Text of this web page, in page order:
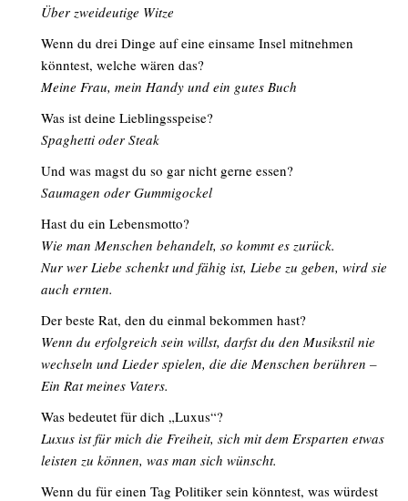
Über zweideutige Witze
Wenn du drei Dinge auf eine einsame Insel mitnehmen
könntest, welche wären das?
Meine Frau, mein Handy und ein gutes Buch
Was ist deine Lieblingsspeise?
Spaghetti oder Steak
Und was magst du so gar nicht gerne essen?
Saumagen oder Gummigockel
Hast du ein Lebensmotto?
Wie man Menschen behandelt, so kommt es zurück.
Nur wer Liebe schenkt und fähig ist, Liebe zu geben, wird sie
auch ernten.
Der beste Rat, den du einmal bekommen hast?
Wenn du erfolgreich sein willst, darfst du den Musikstil nie
wechseln und Lieder spielen, die die Menschen berühren –
Ein Rat meines Vaters.
Was bedeutet für dich „Luxus“?
Luxus ist für mich die Freiheit, sich mit dem Ersparten etwas
leisten zu können, was man sich wünscht.
Wenn du für einen Tag Politiker sein könntest, was würdest